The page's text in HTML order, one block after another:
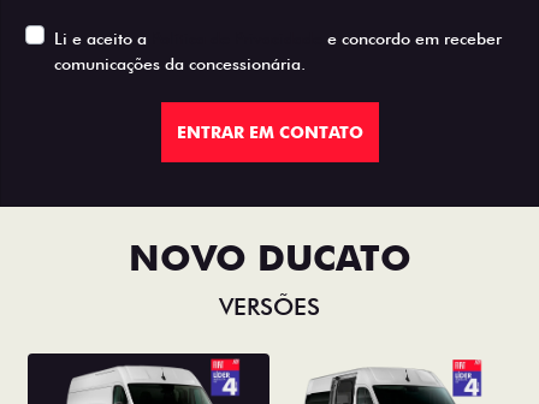
Li e aceito a
e concordo em receber
comunicações da concessionária.
ENTRAR EM CONTATO
NOVO DUCATO
VERSÕES